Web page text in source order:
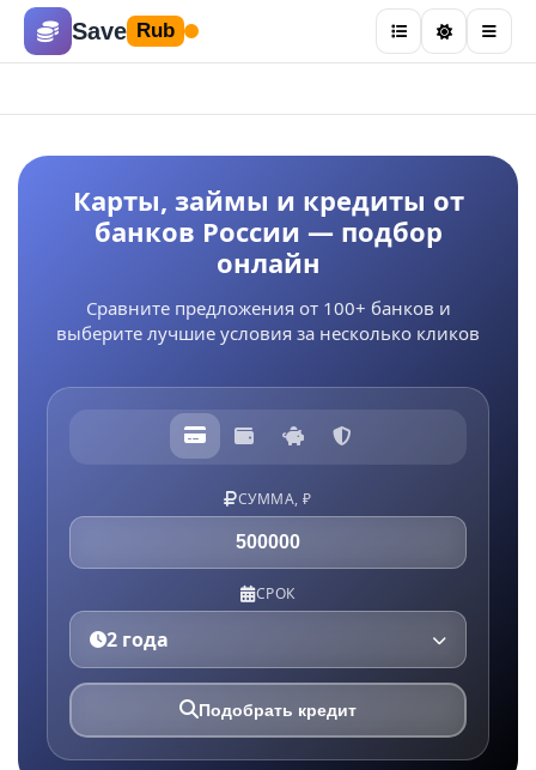
Save Rub
Карты, займы и кредиты от
банков России — подбор
онлайн
Сравните предложения от 100+ банков и
выберите лучшие условия за несколько кликов
СУММА, ₽
СРОК
2 года
Подобрать кредит